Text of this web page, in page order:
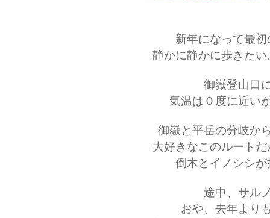
新年になって最
静かに静かに歩きた
御嶽登山口
気温は０度に近い
御嶽と平岳の分岐か
大好きなこのルート
倒木とイノシシ
途中、サル
おや、去年より